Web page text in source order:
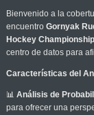
Bienvenido a la
encuentro Gornyak
Hockey Championship
centro de datos para
Características del
📊 Análisis de
para ofrecer una